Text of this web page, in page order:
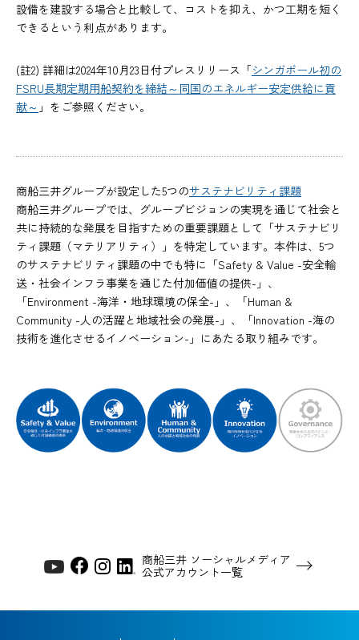
設備を建設する場合と比較して、コストを抑え、かつ工期を短く
できるという利点があります。
(註2) 詳細は2024年10月23日付プレスリリース「シンガポール初の
FSRU長期定期用船契約を締結～同国のエネルギー安定供給に貢
献～ 」をご参照ください。
商船三井グループが設定した5つのサステナビリティ課題
商船三井グループでは、グループビジョンの実現を通じて社会と
共に持続的な発展を目指すための重要課題として「サステナビリ
ティ課題（マテリアリティ）」を特定しています。本件は、5つ
のサステナビリティ課題の中でも特に「Safety & Value -安全輸
送・社会インフラ事業を通じた付加価値の提供-」、
「Environment -海洋・地球環境の保全-」、「Human &
Community -人の活躍と地域社会の発展-」、「Innovation -海の
技術を進化させるイノベーション-」にあたる取り組みです。
商船三井 ソーシャルメディア
公式アカウント一覧